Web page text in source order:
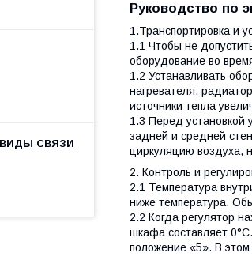
Руководство по
1.Транспортировка и
1.1 Чтобы не
оборудование во
1.2 Устанавливать
нагревателя,
источники тепла
1.3 Перед установкой
задней и средней
циркуляцию воздуха,
2. Контроль и
2.1 Температура
ниже температура.
2.2 Когда регулятор
шкафа составляет
положение «5». В